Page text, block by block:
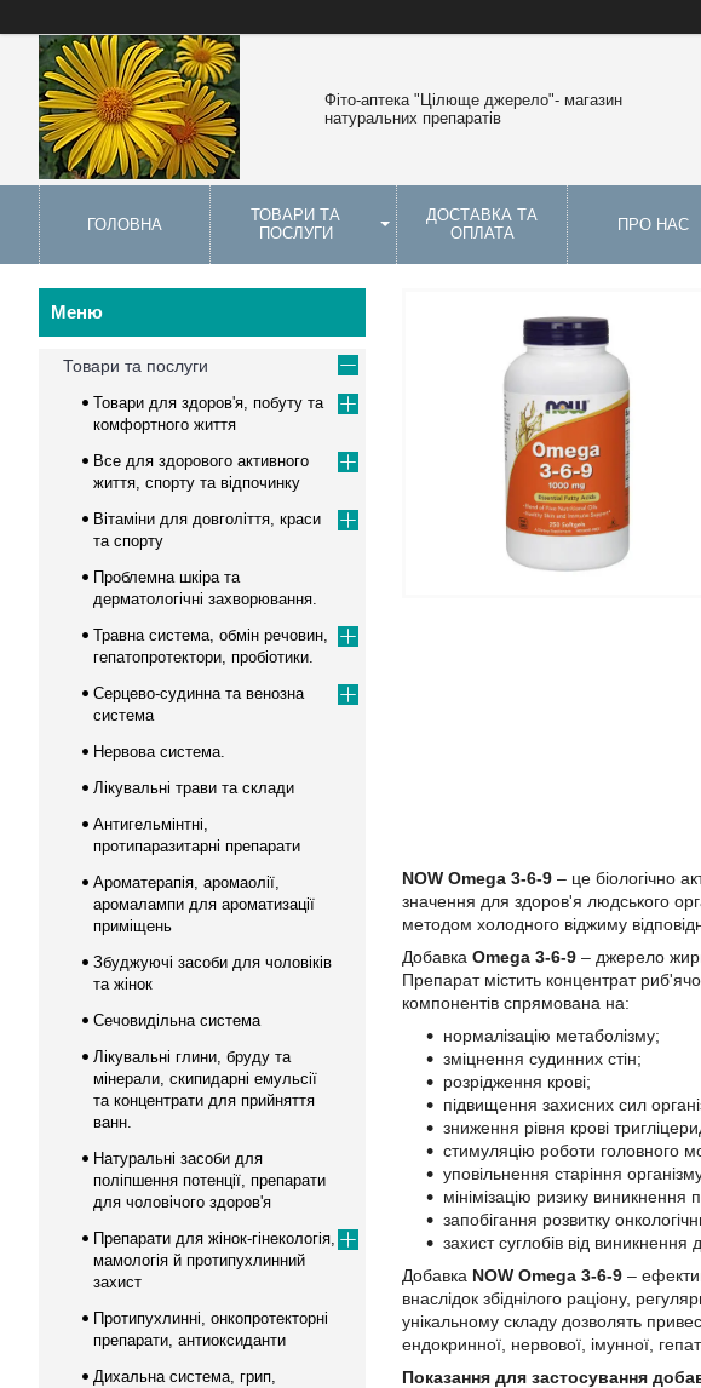
Фіто-аптека "Цілюще джерело"- магазин
натуральних препаратів
ГОЛОВНА
ТОВАРИ ТА
ПОСЛУГИ
ДОСТАВКА ТА
ОПЛАТА
ПРО НАС
NOW Omega 3-6-9 – це біологічно
значення для здоров'я людського
методом холодного віджиму
Добавка Omega 3-6-9 – джерело
Препарат містить концентрат
компонентів спрямована на:
нормалізацію метаболізму;
зміцнення судинних стін;
розрідження крові;
підвищення захисних сил
зниження рівня крові
стимуляцію роботи головного
уповільнення старіння
мінімізацію ризику
запобігання розвитку
захист суглобів від виникнення
Добавка NOW Omega 3-6-9 –
внаслідок збіднілого раціону,
унікальному складу дозволять
ендокринної, нервової, імунної,
Показання для застосування
Товари та послуги
Товари для здоров'я, побуту та
комфортного життя
Все для здорового активного
життя, спорту та відпочинку
Вітаміни для довголіття, краси
та спорту
Проблемна шкіра та
дерматологічні захворювання.
Травна система, обмін речовин,
гепатопротектори, пробіотики.
Серцево-судинна та венозна
система
Нервова система.
Лікувальні трави та склади
Антигельмінтні,
протипаразитарні препарати
Ароматерапія, аромаолії,
аромалампи для ароматизації
приміщень
Збуджуючі засоби для чоловіків
та жінок
Сечовидільна система
Лікувальні глини, бруду та
мінерали, скипидарні емульсії
та концентрати для прийняття
ванн.
Натуральні засоби для
поліпшення потенції, препарати
для чоловічого здоров'я
Препарати для жінок-гінекологія,
мамологія й протипухлинний
захист
Протипухлинні, онкопротекторні
препарати, антиоксиданти
Дихальна система, грип,